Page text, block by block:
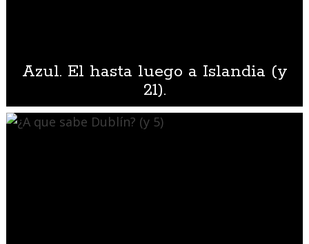
Azul. El hasta luego a Islandia (y
21).